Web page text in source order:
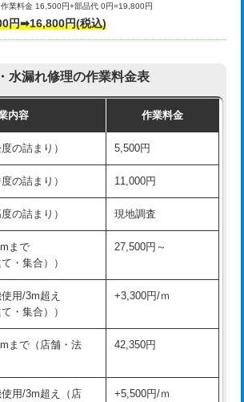
業料金 16,500円+部品代 0円=19,800円
円➡16,800円(税込)
水漏れ修理の作業料金表
内容 作業料金
の詰まり） 5,500円
の詰まり） 11,000円
の詰まり） 現地調査
まで
・集合））
27,500円～
用/3m超え
・集合））
+3,300円/ｍ
まで（店舗・法
42,350円
用/3m超え（店
+5,500円/ｍ